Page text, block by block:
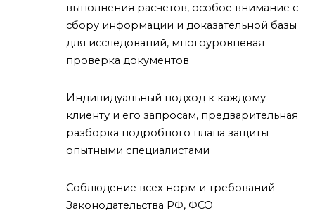
выполнения расчётов, особое внимание с
сбору информации и доказательной базы
для исследований, многоуровневая
проверка документов
Индивидуальный подход к каждому
клиенту и его запросам, предварительная
разборка подробного плана защиты
опытными специалистами
Соблюдение всех норм и требований
Законодательства РФ, ФСО